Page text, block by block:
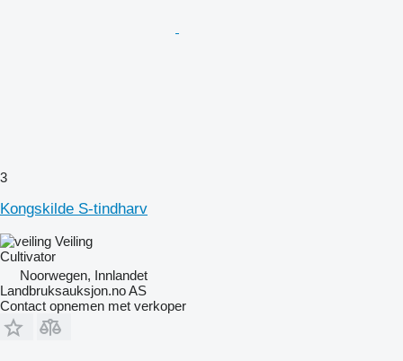
3
Kongskilde S-tindharv
Veiling
Cultivator
Noorwegen, Innlandet
Landbruksauksjon.no AS
Contact opnemen met verkoper